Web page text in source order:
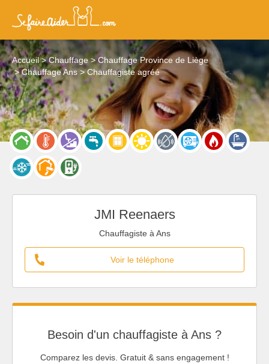
Accueil Chauffage
Chauffage Province de Liège
Chauffage Ans
Chauffagiste agréé
JMI Reenaers
Chauffagiste à Ans
Voir le téléphone
Besoin d'un chauffagiste à Ans ?
Comparez les devis. Gratuit & sans engagement !